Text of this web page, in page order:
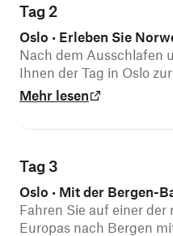
Tag 2
Oslo • Erleben Sie
Nach dem Ausschlafen
Ihnen der Tag in Oslo
Mehr lesen
Tag 3
Oslo • Mit der Bergen-
Fahren Sie auf einer
Europas nach Bergen